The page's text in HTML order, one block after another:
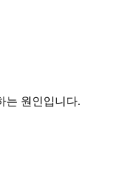
는 원인입니다.